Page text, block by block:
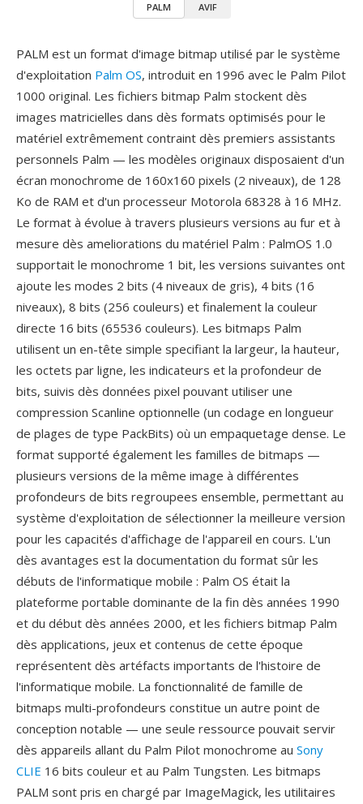
PALM AVIF
PALM est un format d'image bitmap utilisé par le système
d'exploitation Palm OS, introduit en 1996 avec le Palm Pilot
1000 original. Les fichiers bitmap Palm stockent dès
images matricielles dans dès formats optimisés pour le
matériel extrêmement contraint dès premiers assistants
personnels Palm — les modèles originaux disposaient d'un
écran monochrome de 160x160 pixels (2 niveaux), de 128
Ko de RAM et d'un processeur Motorola 68328 à 16 MHz.
Le format à évolue à travers plusieurs versions au fur et à
mesure dès ameliorations du matériel Palm : PalmOS 1.0
supportait le monochrome 1 bit, les versions suivantes ont
ajoute les modes 2 bits (4 niveaux de gris), 4 bits (16
niveaux), 8 bits (256 couleurs) et finalement la couleur
directe 16 bits (65536 couleurs). Les bitmaps Palm
utilisent un en-tête simple specifiant la largeur, la hauteur,
les octets par ligne, les indicateurs et la profondeur de
bits, suivis dès données pixel pouvant utiliser une
compression Scanline optionnelle (un codage en longueur
de plages de type PackBits) où un empaquetage dense. Le
format supporté également les familles de bitmaps —
plusieurs versions de la même image à différentes
profondeurs de bits regroupees ensemble, permettant au
système d'exploitation de sélectionner la meilleure version
pour les capacités d'affichage de l'appareil en cours. L'un
dès avantages est la documentation du format sûr les
débuts de l'informatique mobile : Palm OS était la
plateforme portable dominante de la fin dès années 1990
et du début dès années 2000, et les fichiers bitmap Palm
dès applications, jeux et contenus de cette époque
représentent dès artéfacts importants de l'histoire de
l'informatique mobile. La fonctionnalité de famille de
bitmaps multi-profondeurs constitue un autre point de
conception notable — une seule ressource pouvait servir
dès appareils allant du Palm Pilot monochrome au Sony
CLIE 16 bits couleur et au Palm Tungsten. Les bitmaps
PALM sont pris en chargé par ImageMagick, les utilitaires